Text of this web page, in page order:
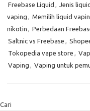
Freebase Liquid , Jenis
vaping , Memilih liquid
nikotin , Perbedaan
Saltnic vs Freebase ,
Tokopedia vape store ,
Vaping , Vaping untuk
Cari